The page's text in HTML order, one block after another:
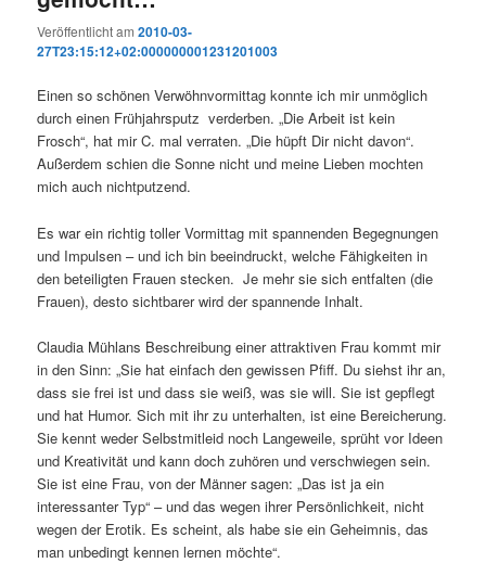
Veröffentlicht am2010-03-
27T23:15:12+02:000000001231201003
Einen so schönen Verwöhnvormittag konnte ich mir unmöglich
durch einen Frühjahrsputz verderben. „Die Arbeit ist kein
Frosch“, hat mir C. mal verraten. „Die hüpft Dir nicht davon“.
Außerdem schien die Sonne nicht und meine Lieben mochten
mich auch nichtputzend.
Es war ein richtig toller Vormittag mit spannenden Begegnungen
und Impulsen – und ich bin beeindruckt, welche Fähigkeiten in
den beteiligten Frauen stecken. Je mehr sie sich entfalten (die
Frauen), desto sichtbarer wird der spannende Inhalt.
Claudia Mühlans Beschreibung einer attraktiven Frau kommt mir
in den Sinn: „Sie hat einfach den gewissen Pfiff. Du siehst ihr an,
dass sie frei ist und dass sie weiß, was sie will. Sie ist gepflegt
und hat Humor. Sich mit ihr zu unterhalten, ist eine Bereicherung.
Sie kennt weder Selbstmitleid noch Langeweile, sprüht vor Ideen
und Kreativität und kann doch zuhören und verschwiegen sein.
Sie ist eine Frau, von der Männer sagen: „Das ist ja ein
interessanter Typ“ – und das wegen ihrer Persönlichkeit, nicht
wegen der Erotik. Es scheint, als habe sie ein Geheimnis, das
man unbedingt kennen lernen möchte“.